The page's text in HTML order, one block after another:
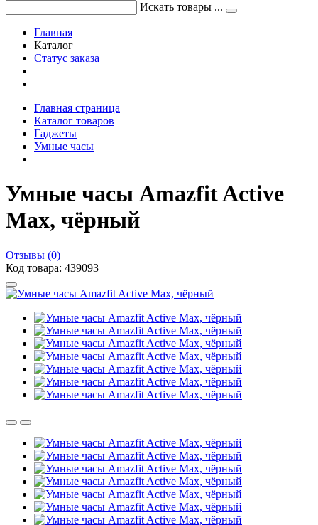
Искать товары ...
Главная
Каталог
Статус заказа
Главная страница
Каталог товаров
Гаджеты
Умные часы
Умные часы Amazfit Active
Max, чёрный
Отзывы (0)
Код товара: 439093